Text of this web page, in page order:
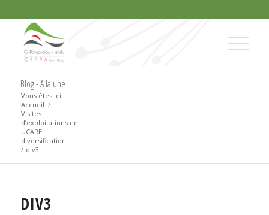
Blog - A la une
Vous êtes ici :
Accueil /
Visites
d’exploitations en
UCARE
diversification
/ div3
DIV3